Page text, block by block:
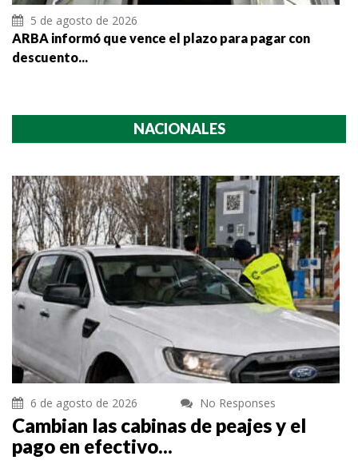
5 de agosto de 2026
ARBA informó que vence el plazo para pagar con
descuento...
NACIONALES
6 de agosto de 2026 No Responses
Cambian las cabinas de peajes y el
pago en efectivo...